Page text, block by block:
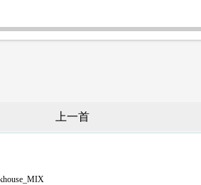
上一首